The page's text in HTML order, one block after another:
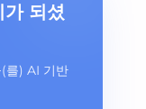
되셨
를) AI 기반